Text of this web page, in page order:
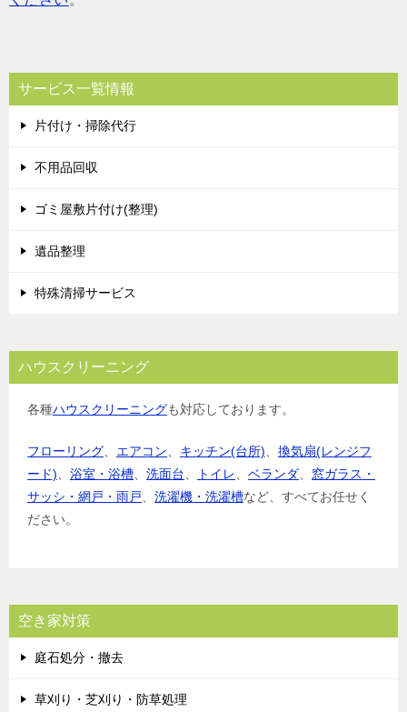
サービス一覧情報
片付け・掃除代行
不用品回収
ゴミ屋敷片付け(整理)
遺品整理
特殊清掃サービス
ハウスクリーニング
各種ハウスクリーニングも対応しております。
フローリング エアコン キッチン(台所)
換気扇(レンジフ
ード)
浴室・浴槽 洗面台 トイレ ベランダ
窓ガラス・
サッシ・網戸・雨戸
洗濯機・洗濯槽など、すべてお任せく
ださい。
空き家対策
庭石処分・撤去
草刈り・芝刈り・防草処理